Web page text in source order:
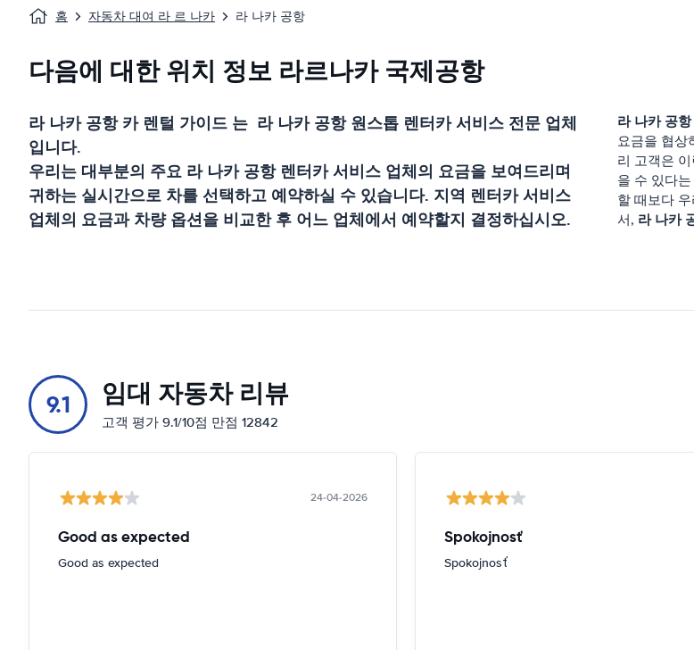
홈 자동차 대여 라 르 나카 라 나카 공항
다음에 대한 위치 정보 라르나카 국제공항
라 나카 공항카 렌털 가이드 는 라 나카 공항원스톱 렌터카 서비스 전문 업체
입니다.
우리는 대부분의 주요 라 나카 공항렌터카 서비스 업체의 요금을 보여드리며
귀하는 실시간으로 차를 선택하고 예약하실 수 있습니다. 지역 렌터카 서비스
업체의 요금과 차량 옵션을 비교한 후 어느 업체에서 예약할지 결정하십시오.
라 나카 공항
요금을 협상
리 고객은
을 수 있다
할 때보다
서, 라 나카
9.1 임대 자동차 리뷰
고객 평가 9.1/10점 만점 12842
24-04-2026
Good as expected
Good as expected
Spokojnosť
Spokojnosť